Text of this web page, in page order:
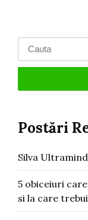
for:
Postări
Silva Ultramind
5 obiceiuri
si la care